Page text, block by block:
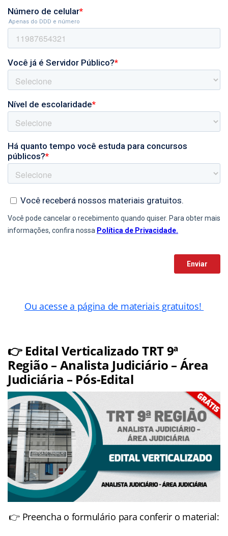
Ou acesse a página de materiais gratuitos!
👉 Edital Verticalizado TRT 9ª
Região – Analista Judiciário – Área
Judiciária – Pós-Edital
👉 Preencha o formulário para conferir o material: